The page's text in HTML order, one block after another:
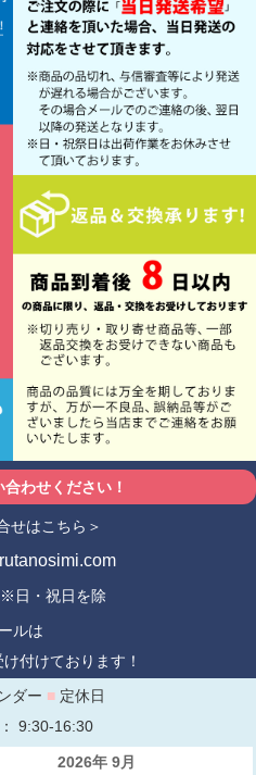
わせください！
せはこちら＞
日・祝日を除
ルは
付けております！
ダー ■ 定休日
9:30-16:30
2026年 9月